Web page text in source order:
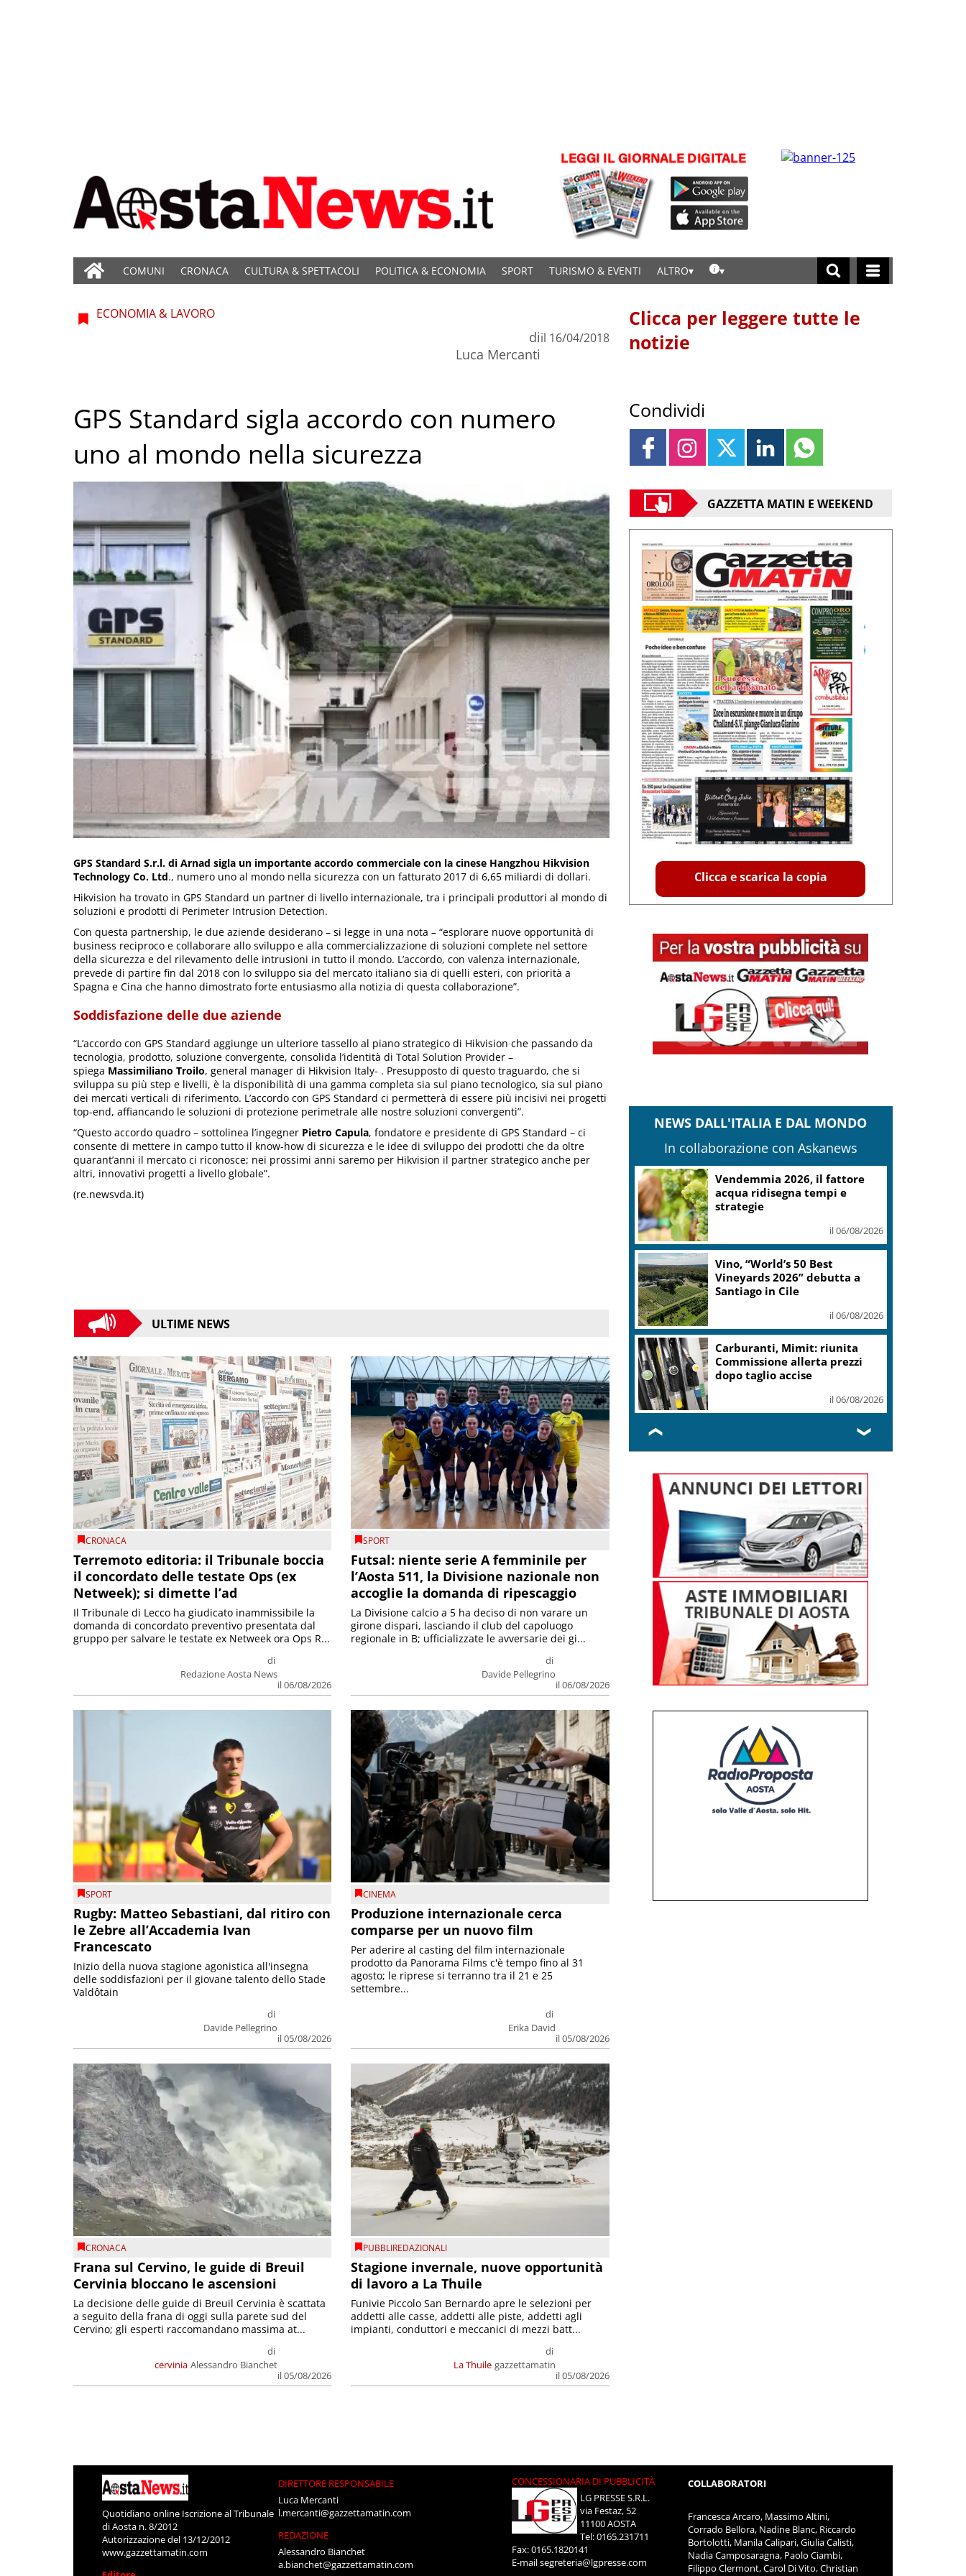
COMUNI CRONACA CULTURA & SPETTACOLI POLITICA & ECONOMIA SPORT TURISMO & EVENTI ALTRO
ECONOMIA & LAVORO
di
Luca Mercanti
il 16/04/2018
GPS Standard sigla accordo con numero
uno al mondo nella sicurezza
GPS Standard S.r.l. di Arnad sigla un importante accordo commerciale con la cinese Hangzhou Hikvision
Technology Co. Ltd., numero uno al mondo nella sicurezza con un fatturato 2017 di 6,65 miliardi di dollari.
Hikvision ha trovato in GPS Standard un partner di livello internazionale, tra i principali produttori al mondo di
soluzioni e prodotti di Perimeter Intrusion Detection.
Con questa partnership, le due aziende desiderano – si legge in una nota – “esplorare nuove opportunità di
business reciproco e collaborare allo sviluppo e alla commercializzazione di soluzioni complete nel settore
della sicurezza e del rilevamento delle intrusioni in tutto il mondo. L’accordo, con valenza internazionale,
prevede di partire fin dal 2018 con lo sviluppo sia del mercato italiano sia di quelli esteri, con priorità a
Spagna e Cina che hanno dimostrato forte entusiasmo alla notizia di questa collaborazione”.
Soddisfazione delle due aziende
“L’accordo con GPS Standard aggiunge un ulteriore tassello al piano strategico di Hikvision che passando da
tecnologia, prodotto, soluzione convergente, consolida l’identità di Total Solution Provider –
spiega Massimiliano Troilo, general manager di Hikvision Italy- . Presupposto di questo traguardo, che si
sviluppa su più step e livelli, è la disponibilità di una gamma completa sia sul piano tecnologico, sia sul piano
dei mercati verticali di riferimento. L’accordo con GPS Standard ci permetterà di essere più incisivi nei progetti
top-end, affiancando le soluzioni di protezione perimetrale alle nostre soluzioni convergenti”.
“Questo accordo quadro – sottolinea l’ingegner Pietro Capula, fondatore e presidente di GPS Standard – ci
consente di mettere in campo tutto il know-how di sicurezza e le idee di sviluppo dei prodotti che da oltre
quarant’anni il mercato ci riconosce; nei prossimi anni saremo per Hikvision il partner strategico anche per
altri, innovativi progetti a livello globale”.
(re.newsvda.it)
ULTIME NEWS
CRONACA
Terremoto editoria: il Tribunale boccia
il concordato delle testate Ops (ex
Netweek); si dimette l’ad
di
Redazione Aosta News
il 06/08/2026
Il Tribunale di Lecco ha giudicato inammissibile la
domanda di concordato preventivo presentata dal
gruppo per salvare le testate ex Netweek ora Ops R...
SPORT
Futsal: niente serie A femminile per
l’Aosta 511, la Divisione nazionale non
accoglie la domanda di ripescaggio
di
Davide Pellegrino
il 06/08/2026
La Divisione calcio a 5 ha deciso di non varare un
girone dispari, lasciando il club del capoluogo
regionale in B; ufficializzate le avversarie dei gi...
SPORT
Rugby: Matteo Sebastiani, dal ritiro con
le Zebre all’Accademia Ivan
Francescato
di
Davide Pellegrino
il 05/08/2026
Inizio della nuova stagione agonistica all'insegna
delle soddisfazioni per il giovane talento dello Stade
Valdôtain
CINEMA
Produzione internazionale cerca
comparse per un nuovo film
di
Erika David
il 05/08/2026
Per aderire al casting del film internazionale
prodotto da Panorama Films c'è tempo fino al 31
agosto; le riprese si terranno tra il 21 e 25
settembre...
CRONACA
Frana sul Cervino, le guide di Breuil
Cervinia bloccano le ascensioni
cervinia
di
Alessandro Bianchet
il 05/08/2026
La decisione delle guide di Breuil Cervinia è scattata
a seguito della frana di oggi sulla parete sud del
Cervino; gli esperti raccomandano massima at...
PUBBLIREDAZIONALI
Stagione invernale, nuove opportunità
di lavoro a La Thuile
La Thuile
di
gazzettamatin
il 05/08/2026
Funivie Piccolo San Bernardo apre le selezioni per
addetti alle casse, addetti alle piste, addetti agli
impianti, conduttori e meccanici di mezzi batt...
Clicca per leggere tutte le
notizie
Condividi
GAZZETTA MATIN E WEEKEND
Clicca e scarica la copia
NEWS DALL'ITALIA E DAL MONDO
In collaborazione con Askanews
Vendemmia 2026, il fattore
acqua ridisegna tempi e
strategie
il 06/08/2026
Vino, “World’s 50 Best
Vineyards 2026” debutta a
Santiago in Cile
il 06/08/2026
Carburanti, Mimit: riunita
Commissione allerta prezzi
dopo taglio accise
il 06/08/2026
❮ ❯
Quotidiano online Iscrizione al Tribunale
di Aosta n. 8/2012
Autorizzazione del 13/12/2012
www.gazzettamatin.com
DIRETTORE RESPONSABILE
Luca Mercanti
l.mercanti@gazzettamatin.com
REDAZIONE
Alessandro Bianchet
a.bianchet@gazzettamatin.com
CONCESSIONARIA DI PUBBLICITÀ
LG PRESSE S.R.L.
via Festaz, 52
11100 AOSTA
Tel: 0165.231711
Fax: 0165.1820141
E-mailsegreteria@lgpresse.com
COLLABORATORI
Francesca Arcaro, Massimo Altini,
Corrado Bellora, Nadine Blanc, Riccardo
Bortolotti, Manila Calipari, Giulia Calisti,
Nadia Camposaragna, Paolo Ciambi,
Filippo Clermont, Carol Di Vito, Christian